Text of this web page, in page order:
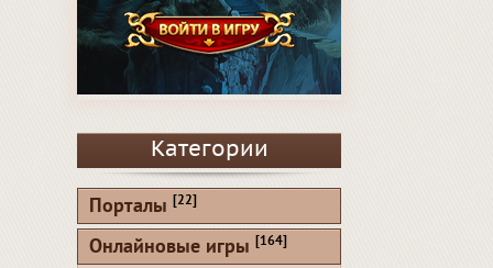
Категории
Порталы [22]
Онлайновые игры [164]